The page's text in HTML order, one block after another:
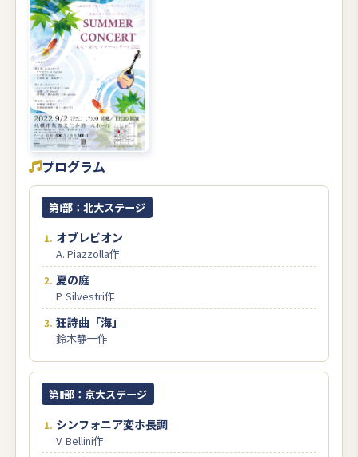
プログラム
第Ⅰ部：北大ステージ
オブレビオン
A. Piazzolla作
夏の庭
P. Silvestri作
狂詩曲「海」
鈴木静一作
第Ⅱ部：京大ステージ
シンフォニア変ホ長調
V. Bellini作